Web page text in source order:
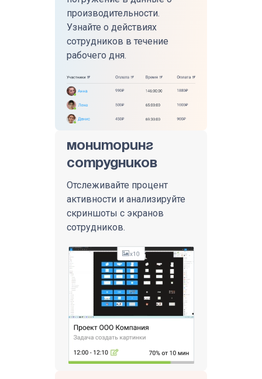
производительности.
Узнайте о действиях
сотрудников в течение
рабочего дня.
Мониторинг
сотрудников
Отслеживайте процент
активности и анализируйте
скриншоты с экранов
сотрудников.